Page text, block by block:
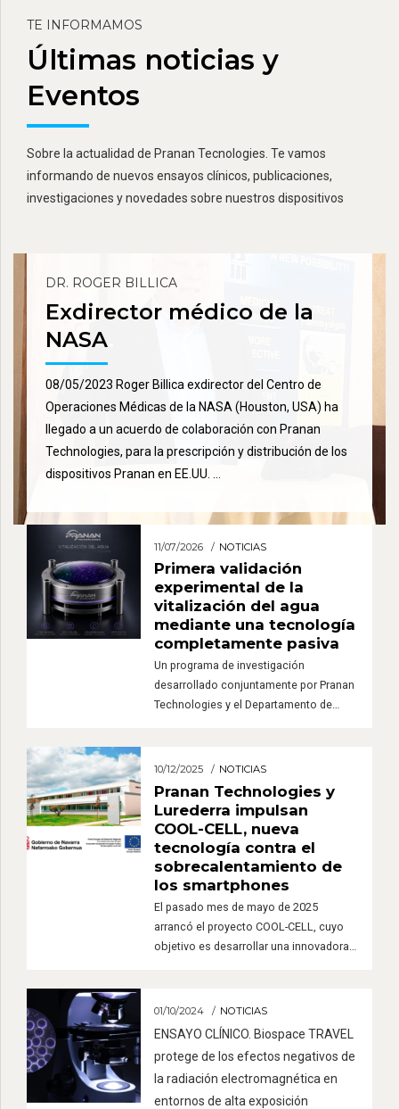
TE INFORMAMOS
Últimas noticias y
Eventos
Sobre la actualidad de Pranan Tecnologies. Te vamos
informando de nuevos ensayos clínicos, publicaciones,
investigaciones y novedades sobre nuestros dispositivos
DR. ROGER BILLICA
Exdirector médico de la
NASA
08/05/2023 Roger Billica exdirector del Centro de
Operaciones Médicas de la NASA (Houston, USA) ha
llegado a un acuerdo de colaboración con Pranan
Technologies, para la prescripción y distribución de los
dispositivos Pranan en EE.UU. …
11/07/2026 NOTICIAS
Primera validación
experimental de la
vitalización del agua
mediante una tecnología
completamente pasiva
Un programa de investigación
desarrollado conjuntamente por Pranan
Technologies y el Departamento de
logrado demostrar modificaciones
medibles y reproducibles en
parámetros fisicoquímicos del agua
mediante una tecnología
completamente pasiva, estableciendo
además una metodología objetiva para
evaluar científicamente el fenómeno
conocido como vitalización del agua.
10/12/2025 NOTICIAS
Pranan Technologies y
Lurederra impulsan
COOL-CELL, nueva
tecnología contra el
sobrecalentamiento de
los smartphones
El pasado mes de mayo de 2025
arrancó el proyecto COOL-CELL, cuyo
objetivo es desarrollar una innovadora
móviles y proteger la salud de los
usuarios. En un contexto de actualidad
donde la telefonía móvil crece de forma
imparable, numerosos estudios
señalan que el calor generado por los
[…]
01/10/2024 NOTICIAS
ENSAYO CLÍNICO. Biospace TRAVEL
protege de los efectos negativos de
la radiación electromagnética en
entornos de alta exposición